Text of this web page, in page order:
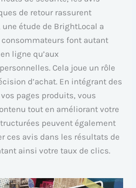
de retour rassurent
une étude de BrightLocal a
consommateurs font autant
ligne qu’aux
Cela joue un rôle
d’achat. En intégrant des
pages produits, vous
tout en améliorant votre
peuvent également
ces avis dans les résultats de
ainsi votre taux de clics.